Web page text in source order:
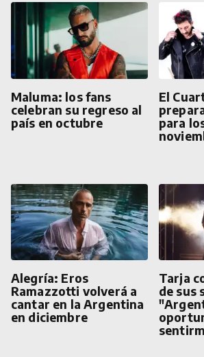
Maluma: los fans
celebran su regreso al
país en octubre
El
para
Alegría: Eros
Ramazzotti volverá a
cantar en la Argentina
en diciembre
Tarja
de sus